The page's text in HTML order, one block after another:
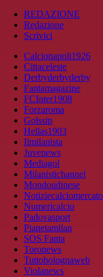
REDAZIONE
Redazione
Scrivici
Calcionapoli1926
Cittaceleste
Derbyderbyderby
Fantamagazine
FCInter1908
Forzaroma
Golssip
Hellas1903
Ilmilanista
Juvenews
Mediagol
Milanistichannel
Mondoudinese
Notiziecalciomercato
Numericalcio
Padovasport
Pianetamilan
SOS Fanta
Toronews
Tuttobolognaweb
Violanews